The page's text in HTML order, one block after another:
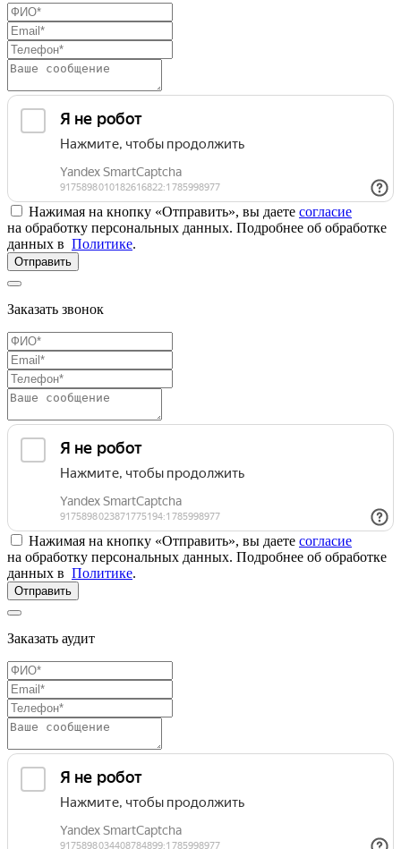
Нажимая на кнопку «Отправить», вы даете согласие
на обработку персональных данных. Подробнее об обработке
данных в Политике.
Отправить
Заказать звонок
Нажимая на кнопку «Отправить», вы даете согласие
на обработку персональных данных. Подробнее об обработке
данных в Политике.
Отправить
Заказать аудит